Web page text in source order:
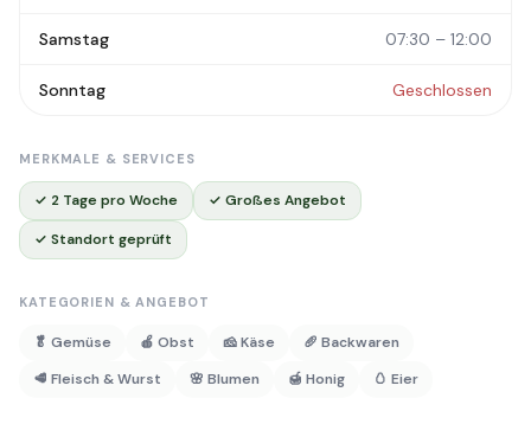
Samstag 07:30 – 12:00
Sonntag Geschlossen
MERKMALE & SERVICES
✓ 2 Tage pro Woche ✓ Großes Angebot
✓ Standort geprüft
KATEGORIEN & ANGEBOT
🥬 Gemüse 🍎 Obst 🧀 Käse
🥖 Backwaren
🥩 Fleisch & Wurst
🌸 Blumen 🍯 Honig 🥚 Eier